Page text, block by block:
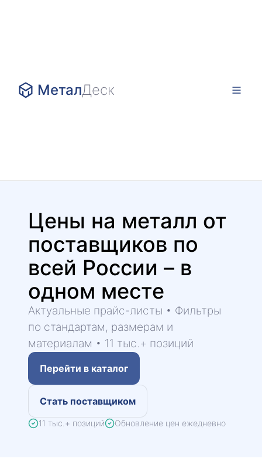
МеталДеск
Цены на металл от
поставщиков по
всей России – в
одном месте
Актуальные прайс-листы • Фильтры
по стандартам, размерам и
материалам • 11 тыс.+ позиций
Перейти в каталог
Стать поставщиком
11 тыс.+ позиций Обновление цен ежедневно